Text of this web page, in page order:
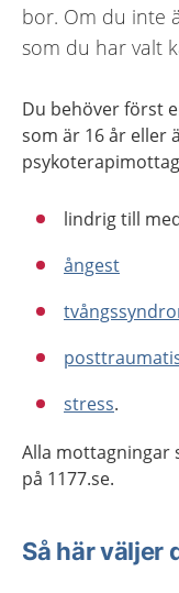
bor. Om du inte
som du har valt
Du behöver först
som är 16 år eller
lindrig till
ångest
stress.
Alla mottagningar
på 1177.se.
Så här väljer